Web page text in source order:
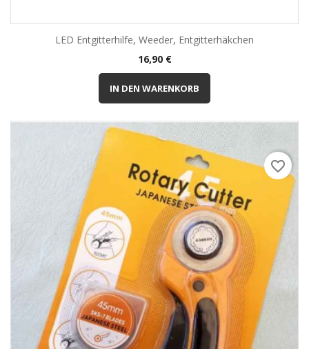
LED Entgitterhilfe, Weeder, Entgitterhäkchen
Preis
16,90 €
IN DEN WARENKORB
favorite_border